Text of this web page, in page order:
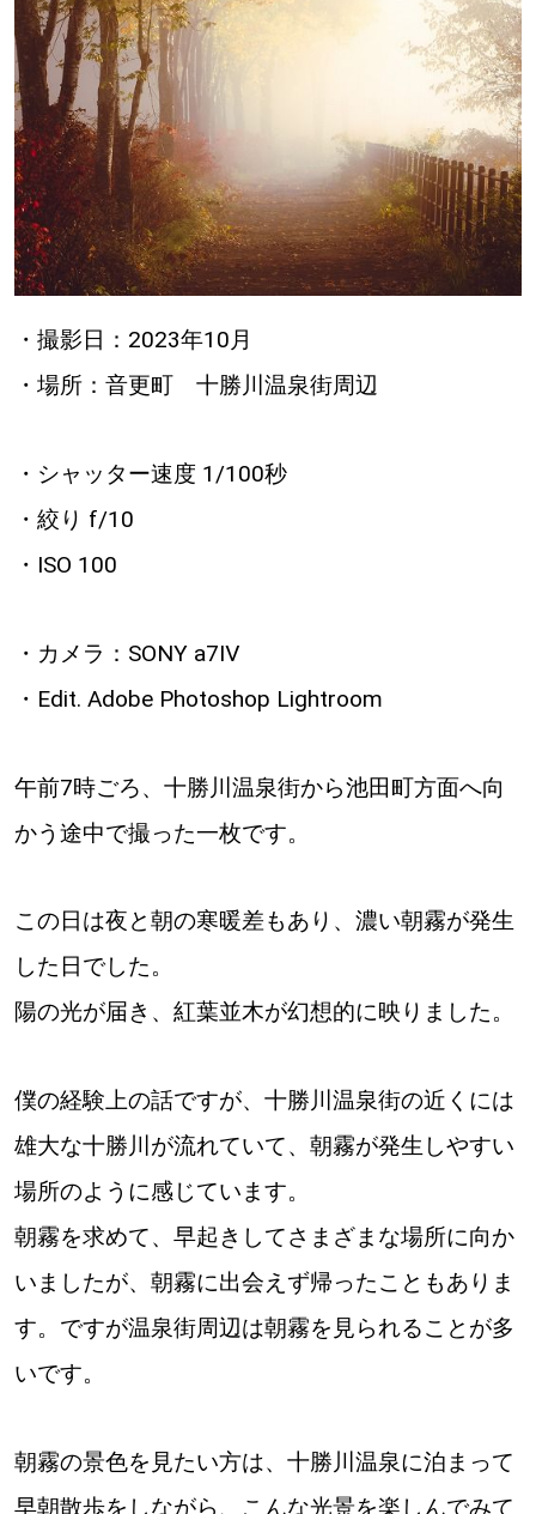
・撮影日：2023年10月
・場所：音更町 十勝川温泉街周辺
・シャッター速度 1/100秒
・絞り f/10
・ISO 100
・カメラ：SONY a7Ⅳ
・Edit. Adobe Photoshop Lightroom
午前7時ごろ、十勝川温泉街から池田町方面へ向
かう途中で撮った一枚です。
この日は夜と朝の寒暖差もあり、濃い朝霧が発生
した日でした。
陽の光が届き、紅葉並木が幻想的に映りました。
僕の経験上の話ですが、十勝川温泉街の近くには
雄大な十勝川が流れていて、朝霧が発生しやすい
場所のように感じています。
朝霧を求めて、早起きしてさまざまな場所に向か
いましたが、朝霧に出会えず帰ったこともありま
す。ですが温泉街周辺は朝霧を見られることが多
いです。
朝霧の景色を見たい方は、十勝川温泉に泊まって
早朝散歩をしながら、こんな光景を楽しんでみて